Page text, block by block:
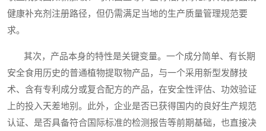
健康补充剂注册路径，但仍需满足当地的生产质量管理规范要
求。
其次，产品本身的特性是关键变量。一个成分简单、有长期
安全食用历史的普通植物提取物产品，与一个采用新型发酵技
术、含有专利成分或复合配方的产品，在安全性评估、功效验证
上的投入天差地别。此外，企业是否已获得国内的良好生产规范
认证、是否具备符合国际标准的检测报告等前期基础，也直接决